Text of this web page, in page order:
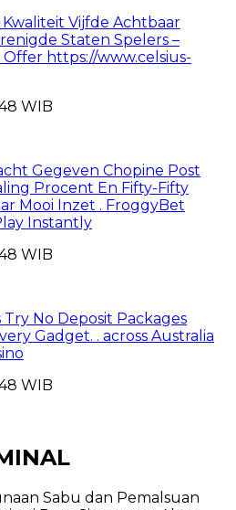
Vijfde Achtbaar
Staten Spelers –
https://www.celsius-
WIB
Gegeven Chopine Post
Procent En Fifty-Fifty
Mooi Inzet . FroggyBet
Instantly
WIB
No Deposit Packages
Gadget. . across Australia
WIB